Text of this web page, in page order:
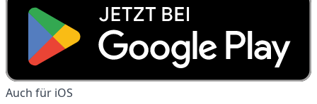
Auch für iOS